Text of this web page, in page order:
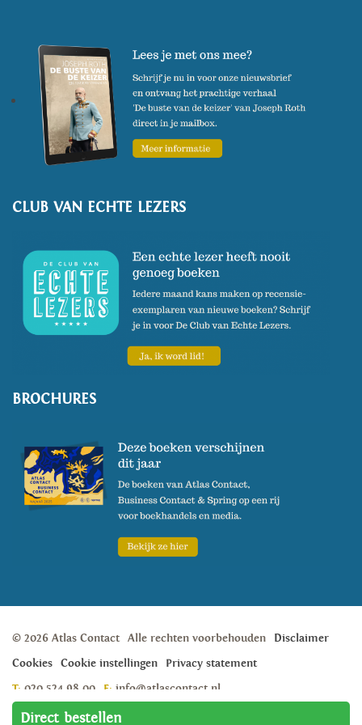
Direct bestellen
CLUB VAN ECHTE LEZERS
BROCHURES
© 2026 Atlas Contact Alle rechten voorbehouden
Disclaimer
Cookies
Cookie instellingen
Privacy statement
T: 020 524 98 00 E: info@atlascontact.nl
Weesperstraat 105A, 1018 VN, Amsterdam